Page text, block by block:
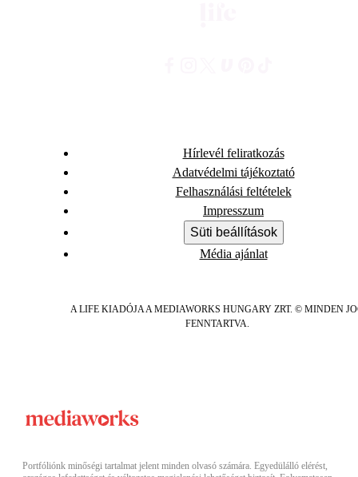
Hírlevél feliratkozás
Adatvédelmi tájékoztató
Felhasználási feltételek
Impresszum
Süti beállítások
Média ajánlat
A LIFE KIADÓJA A MEDIAWORKS HUNGARY ZRT. © MINDEN
FENNTARTVA.
Portfóliónk minőségi tartalmat jelent minden olvasó számára. Egyedülálló elérést,